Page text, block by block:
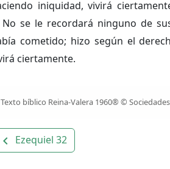
iniquidad, vivirá
No se le recordará ninguno de
cometido; hizo según el
ciertamente.
Texto bíblico Reina-Valera 1960® ©
navigate_before Ezequiel 32